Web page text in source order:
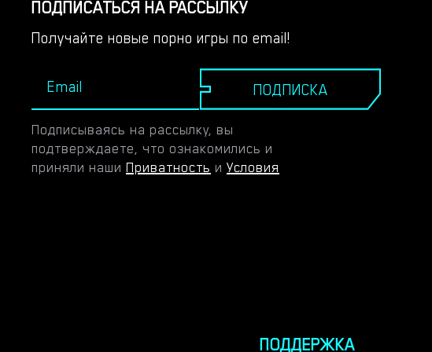
ПОДПИСАТЬСЯ НА РАССЫЛКУ
Получайте новые порно игры по email!
ПОДПИСКА
Подписываясь на рассылку, вы
подтверждаете, что ознакомились и
приняли наши Приватность и Условия
ПОДДЕРЖКА